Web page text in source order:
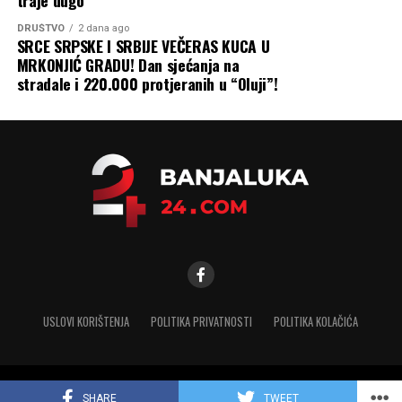
SHARE TWEET
DRUŠTVO 2 dana ago
SRCE SRPSKE I SRBIJE VEČERAS KUCA U
MRKONJIĆ GRADU! Dan sjećanja na
stradale i 220.000 protjeranih u “Oluji”!
USLOVI KORIŠTENJA POLITIKA PRIVATNOSTI POLITIKA KOLAČIĆA
Copyright © 2025 banjaluka-24.com. Sva prava zadržana